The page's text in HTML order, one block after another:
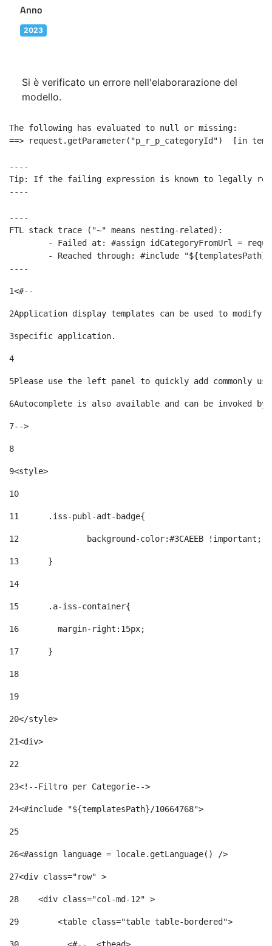
Anno
2023
Si è verificato un errore nell'elaborarazione del
modello.
The following has evaluated to null or missing:
==> request.getParameter("p_r_p_categoryId")  [in
----
Tip: If the failing expression is known to legally refer
----
----
FTL stack trace ("~" means nesting-related):
----
1<#--
2Application display templates can be used to
3specific application.
4
5Please use the left panel to quickly add commonly
6Autocomplete is also available and can be invoked
7-->
8
9<style>
10
11
	.iss-publ-adt-badge{
12
		background-color:#3CAEEB !important;
13
	}
14
15
	.a-iss-container{
16
	  margin-right:15px;
17
	}
18
19
20</style>
21<div>
22
23<!--Filtro per Categorie-->
24
25
26<#assign language = locale.getLanguage() />
27<div class="row" >
28
    <div class="col-md-12" >
29
        <table class="table table-bordered">